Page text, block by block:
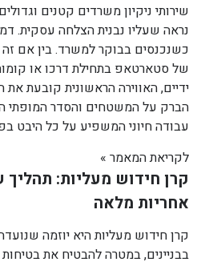
שירותי ניקיון משרדים קטנים
נראה שעליו נבנית הצלחה עסקית.
כשנכנסים בבוקר למשרד. בין אם זה
של סטארטאפ בתחילת דרכו או
ידיים, האווירה הראשונית קובעת את
הברק על המשטחים והסדר המופתי
עבודה חיוני המשפיע על כל היבט
לקריאת המאמר »
קרן חידוש מעליות:
אחריות מלאה
קרן חידוש מעליות היא יוזמה
בבניינים, במטרה להבטיח את